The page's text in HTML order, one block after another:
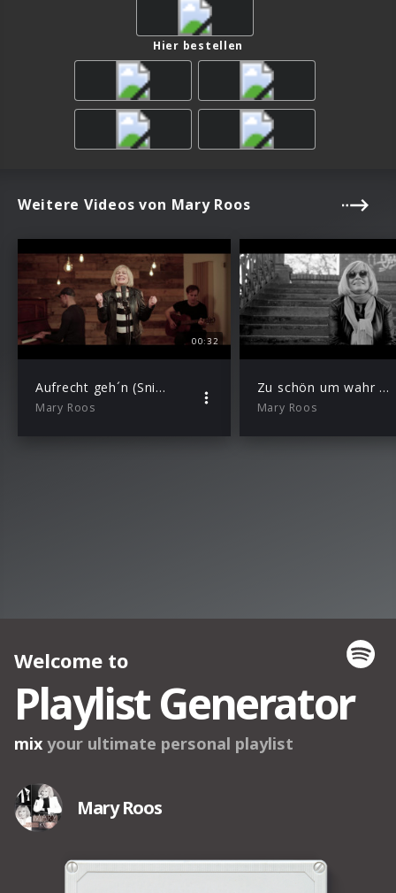
Hier bestellen
Weitere Videos von Mary Roos
00:32
Aufrecht geh´n (Snippet)
Mary Roos
Zu schön um wahr zu sein (Snippet)
Mary Roos